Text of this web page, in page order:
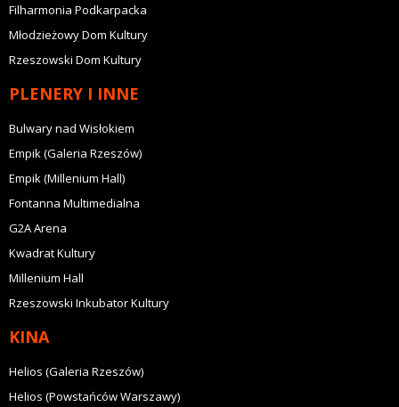
Filharmonia Podkarpacka
Młodzieżowy Dom Kultury
Rzeszowski Dom Kultury
PLENERY I INNE
Bulwary nad Wisłokiem
Empik (Galeria Rzeszów)
Empik (Millenium Hall)
Fontanna Multimedialna
G2A Arena
Kwadrat Kultury
Millenium Hall
Rzeszowski Inkubator Kultury
KINA
Helios (Galeria Rzeszów)
Helios (Powstańców Warszawy)